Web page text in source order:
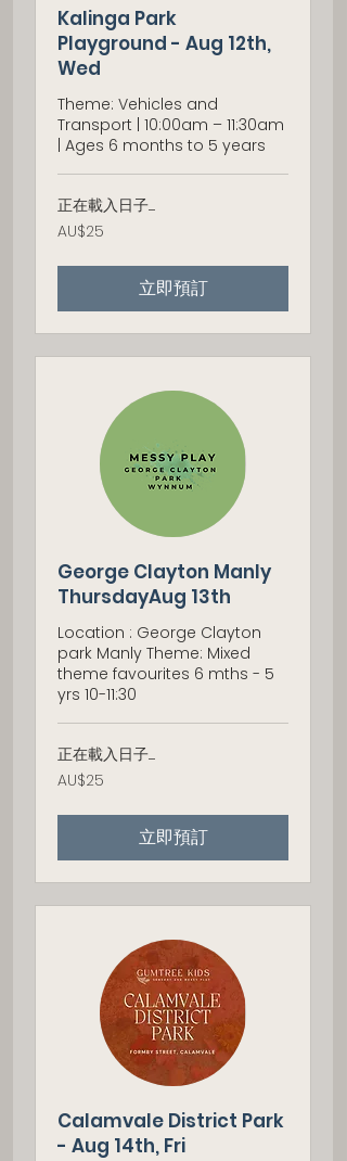
Kalinga Park
Playground - Aug 12th,
Wed
Theme: Vehicles and
Transport | 10:00am – 11:30am
| Ages 6 months to 5 years
正在載入日子......
25
澳
利
AU$25
立即預訂
George Clayton Manly
ThursdayAug 13th
Location : George Clayton
park Manly Theme: Mixed
theme favourites 6 mths - 5
yrs 10-11:30
正在載入日子......
25
澳
利
AU$25
立即預訂
Calamvale District Park
- Aug 14th, Fri